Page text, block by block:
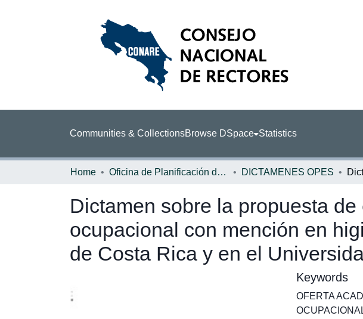
Communities & CollectionsBrowse DSpace Statistics
Home Oficina de Planificación de la Educación Superior (OPES) DICTAMENES OPES
Dictamen sobre la propuesta
ocupacional con mención en
de Costa Rica y en el
Keywords
OFERTA